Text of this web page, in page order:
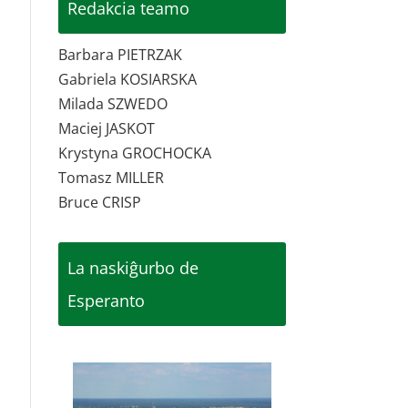
Redakcia teamo
Barbara PIETRZAK
Gabriela KOSIARSKA
Milada SZWEDO
Maciej JASKOT
Krystyna GROCHOCKA
Tomasz MILLER
Bruce CRISP
La naskiĝurbo de
Esperanto